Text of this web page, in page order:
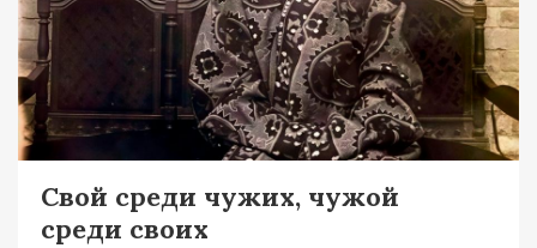
Свой среди чужих, чужой
среди своих